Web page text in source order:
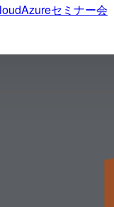
Azureセミナー会